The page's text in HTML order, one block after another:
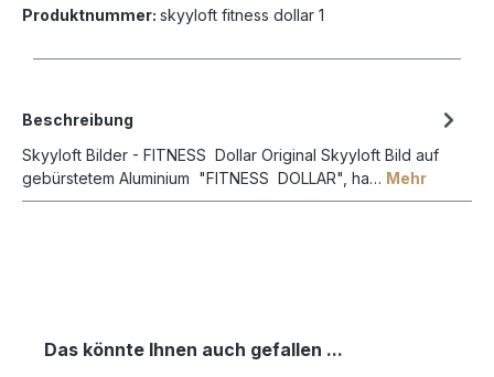
Produktnummer: skyyloft fitness dollar 1
Beschreibung
Skyyloft Bilder - FITNESS Dollar Original Skyyloft Bild auf
gebürstetem Aluminium "FITNESS DOLLAR", ha… Mehr
Das könnte Ihnen auch gefallen ...